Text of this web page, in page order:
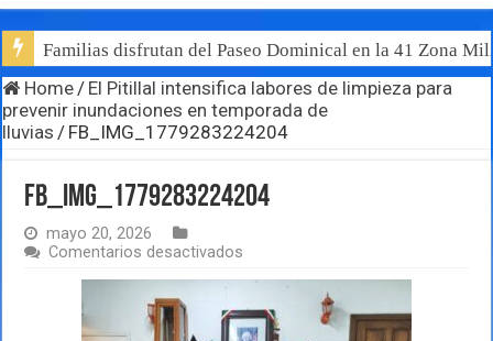
Familias disfrutan del Paseo Dominical en la 41 Zona
Home/ El Pitillal intensifica labores de limpieza para
prevenir inundaciones en temporada de
lluvias / FB_IMG_1779283224204
FB_IMG_1779283224204
mayo 20, 2026
Comentarios desactivados